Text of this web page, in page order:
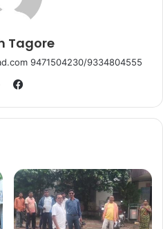
Tagore
9471504230/9334804555
Facebook